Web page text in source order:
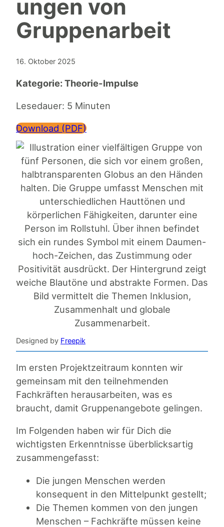
ungen von
Gruppenarbeit
16. Oktober 2025
Kategorie:Theorie-Impulse
Lesedauer: 5 Minuten
Download (PDF)
Designed by Freepik
Im ersten Projektzeitraum konnten wir
gemeinsam mit den teilnehmenden
Fachkräften herausarbeiten, was es
braucht, damit Gruppenangebote gelingen.
Im Folgenden haben wir für Dich die
wichtigsten Erkenntnisse überblicksartig
zusammengefasst:
Die jungen Menschen werden
konsequent in den Mittelpunkt gestellt;
Die Themen kommen von den jungen
Menschen – Fachkräfte müssen keine